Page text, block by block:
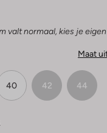
valt normaal, kies je
Maat
40 42 44